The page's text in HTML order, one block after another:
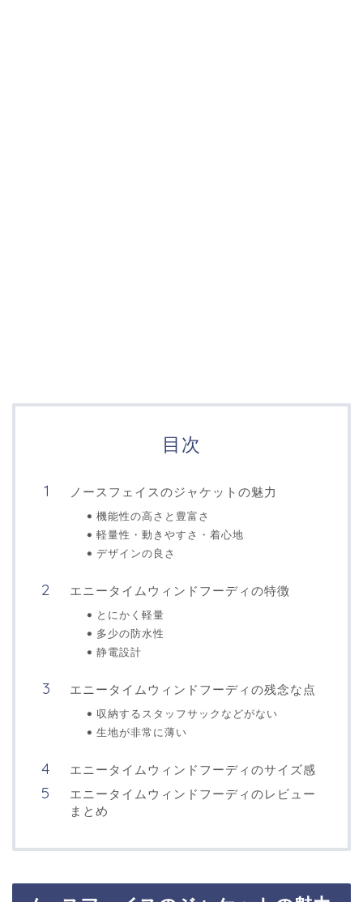
目次
ノースフェイスのジャケットの魅力
機能性の高さと豊富さ
軽量性・動きやすさ・着心地
デザインの良さ
エニータイムウィンドフーディの特徴
とにかく軽量
多少の防水性
静電設計
エニータイムウィンドフーディの残念な点
収納するスタッフサックなどがない
生地が非常に薄い
エニータイムウィンドフーディのサイズ感
エニータイムウィンドフーディのレビュー
まとめ